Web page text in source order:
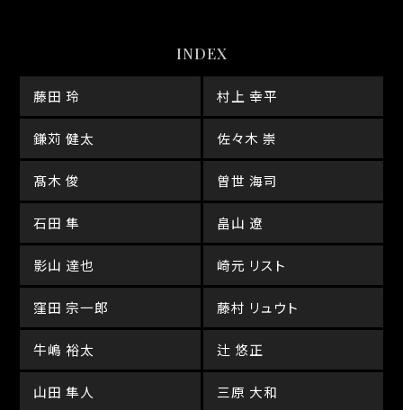
INDEX
藤田 玲 村上 幸平
鎌苅 健太 佐々木 崇
髙木 俊 曽世 海司
石田 隼 畠山 遼
影山 達也 崎元 リスト
窪田 宗一郎 藤村 リュウト
牛嶋 裕太 辻 悠正
山田 隼人 三原 大和